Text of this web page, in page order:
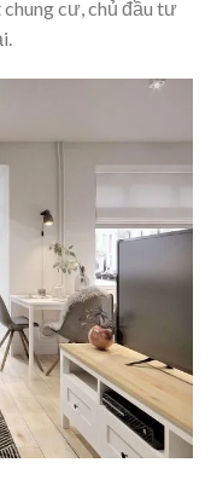
cư, chủ đầu tư